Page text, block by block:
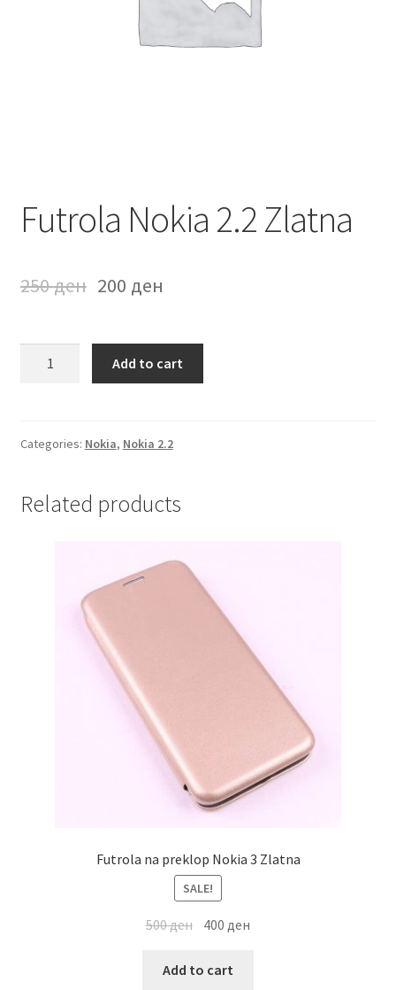
Futrola Nokia 2.2 Zlatna
250ден 200 ден
quantity
Add to cart
Categories: Nokia, Nokia 2.2
Related products
Futrola na preklop Nokia 3 Zlatna
SALE!
500ден 400 ден
Add to cart